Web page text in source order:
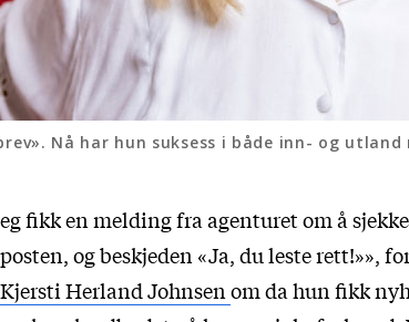
Nå har hun suksess i både inn- og
eg fikk en melding fra agenturet om å
posten, og beskjeden «Ja, du leste rett!»»,
Kjersti Herland Johnsenom da hun fikk